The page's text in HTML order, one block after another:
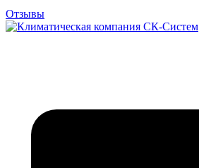
Отзывы